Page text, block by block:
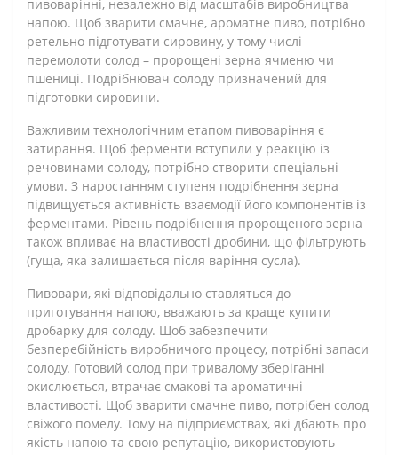
пивоварінні, незалежно від масштабів виробництва
напою. Щоб зварити смачне, ароматне пиво, потрібно
ретельно підготувати сировину, у тому числі
перемолоти солод – пророщені зерна ячменю чи
пшениці. Подрібнювач солоду призначений для
підготовки сировини.
Важливим технологічним етапом пивоваріння є
затирання. Щоб ферменти вступили у реакцію із
речовинами солоду, потрібно створити спеціальні
умови. З наростанням ступеня подрібнення зерна
підвищується активність взаємодії його компонентів із
ферментами. Рівень подрібнення пророщеного зерна
також впливає на властивості дробини, що фільтрують
(гуща, яка залишається після варіння сусла).
Пивовари, які відповідально ставляться до
приготування напою, вважають за краще купити
дробарку для солоду. Щоб забезпечити
безперебійність виробничого процесу, потрібні запаси
солоду. Готовий солод при тривалому зберіганні
окислюється, втрачає смакові та ароматичні
властивості. Щоб зварити смачне пиво, потрібен солод
свіжого помелу. Тому на підприємствах, які дбають про
якість напою та свою репутацію, використовують